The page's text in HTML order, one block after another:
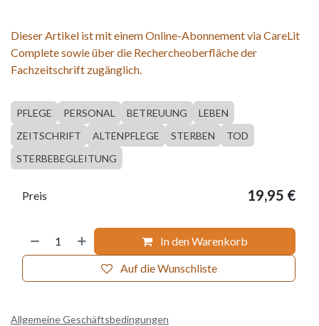
Dieser Artikel ist mit einem Online-Abonnement via CareLit
Complete sowie über die Rechercheoberfläche der
Fachzeitschrift zugänglich.
PFLEGE PERSONAL BETREUUNG
LEBEN
ZEITSCHRIFT
ALTENPFLEGE STERBEN
TOD
STERBEBEGLEITUNG
In den Warenkorb
Auf die Wunschliste
Preis 19,95 €
Allgemeine Geschäftsbedingungen